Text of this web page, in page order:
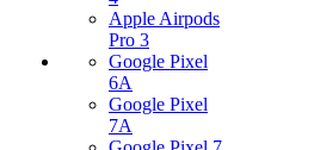
Apple Airpods
Pro 3
Google Pixel
6A
Google Pixel
7А